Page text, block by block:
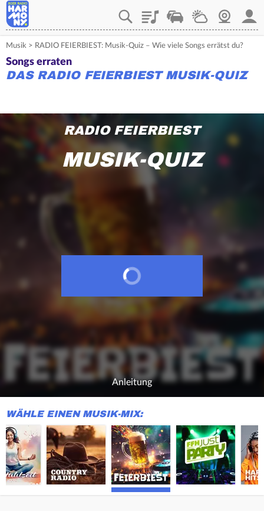
PlaylistVerkehrWetterWebcam
Musik > RADIO FEIERBIEST: Musik-Quiz – Wie viele Songs errätst du?
Songs erraten
DAS RADIO FEIERBIEST MUSIK-QUIZ
RADIO FEIERBIEST
MUSIK-QUIZ
Anleitung
WÄHLE EINEN MUSIK-MIX: